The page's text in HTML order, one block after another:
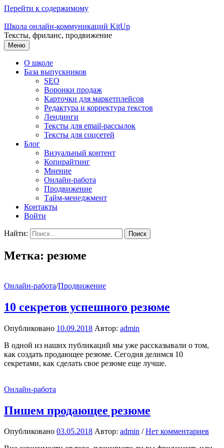
Перейти к содержимому
Школа онлайн-коммуникаций KitUp
Тексты, фриланс, продвижение
Меню
О школе
База выпускников
SEO
Воронки продаж
Карточки для маркетплейсов
Редактура и корректура текстов
Лендинги
Тексты для email-рассылок
Тексты для соцсетей
Блог
Визуальный контент
Копирайтинг
Мнение
Онлайн-работа
Продвижение
Тайм-менеджмент
Контакты
Войти
Найти:
Метка: резюме
Онлайн-работа/Продвижение
10 секретов успешного резюме
Опубликовано 10.09.2018 Автор: admin
В одной из наших публикаций мы уже рассказывали о том,
как создать продающее резюме. Сегодня делимся 10
секретами, как сделать свое резюме еще лучше.
Онлайн-работа
Пишем продающее резюме
Опубликовано 03.05.2018 Автор: admin /Нет комментариев